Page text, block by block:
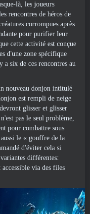
là, les joueurs
rencontres de héros de
corrompues après
pour purifier leur
cette activité est conçue
d'une zone spécifique
six de ces rencontres au
nouveau donjon intitulé
est rempli de neige
glisser et glisser
pas le seul problème,
pour combattre sous
le « gouffre de la
d'éviter cela si
différentes:
via des files